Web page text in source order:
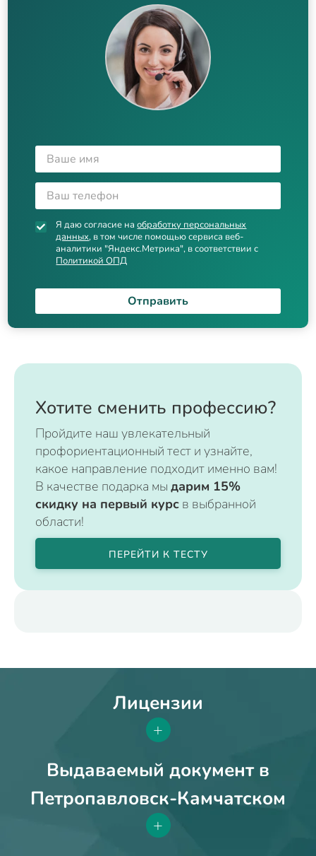
Я даю согласие наобработку персональных
данных, в том числе помощью сервиса веб-
аналитики "Яндекс.Метрика", в соответствии с
Политикой ОПД
Отправить
Хотите сменить профессию?
Пройдите наш увлекательный
профориентационный тест и узнайте,
какое направление подходит именно вам!
В качестве подарка мы дарим 15%
скидку на первый курс в выбранной
области!
ПЕРЕЙТИ К ТЕСТУ
Лицензии
+
Выдаваемый документ в
Петропавловск-Камчатском
+